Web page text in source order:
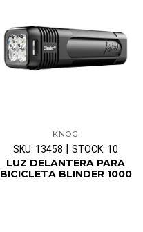
KNOG
SKU: 13458 | STOCK: 10
LUZ DELANTERA PARA
BICICLETA BLINDER 1000